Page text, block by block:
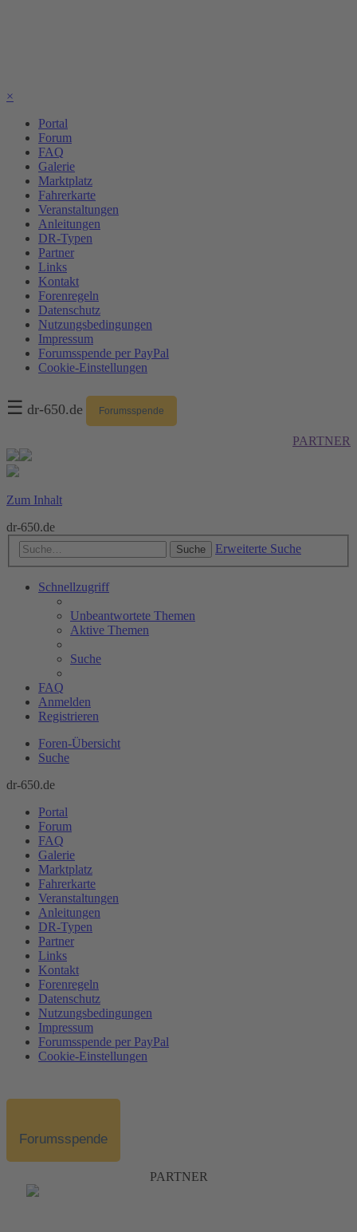
×
Portal
Forum
FAQ
Galerie
Marktplatz
Fahrerkarte
Veranstaltungen
Anleitungen
DR-Typen
Partner
Links
Kontakt
Forenregeln
Datenschutz
Nutzungsbedingungen
Impressum
Forumsspende per PayPal
Cookie-Einstellungen
☰ dr-650.de Forumsspende
PARTNER
Zum Inhalt
dr-650.de
Suche Erweiterte Suche
Schnellzugriff
Unbeantwortete Themen
Aktive Themen
Suche
FAQ
Anmelden
Registrieren
Foren-Übersicht
Suche
dr-650.de
Portal
Forum
FAQ
Galerie
Marktplatz
Fahrerkarte
Veranstaltungen
Anleitungen
DR-Typen
Partner
Links
Kontakt
Forenregeln
Datenschutz
Nutzungsbedingungen
Impressum
Forumsspende per PayPal
Cookie-Einstellungen
Forumsspende
PARTNER